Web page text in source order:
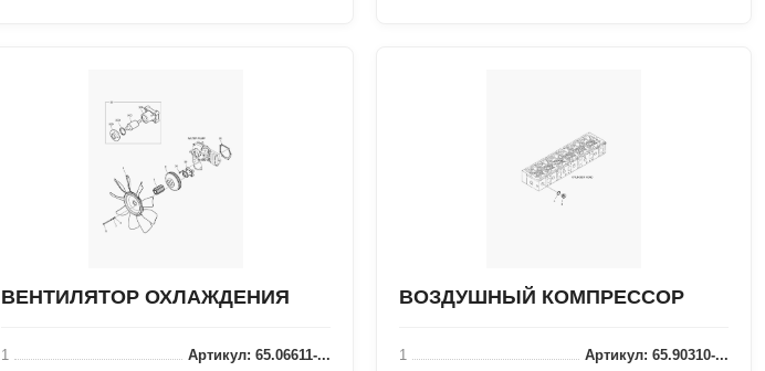
ВЕНТИЛЯТОР ОХЛАЖДЕНИЯ
1
Артикул: 65.06611-...
ВОЗДУШНЫЙ КОМПРЕССОР
1
Артикул: 65.90310-...